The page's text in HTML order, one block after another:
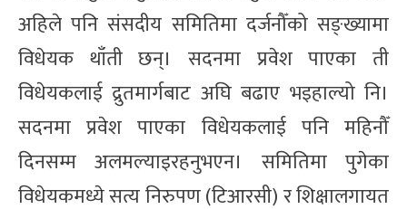
अहिले पनि संसदीय समितिमा दर्जनौँको सङ्ख्यामा
विधेयक थाँती छन्। सदनमा प्रवेश पाएका ती
विधेयकलाई द्रुतमार्गबाट अघि बढाए भइहाल्यो नि।
सदनमा प्रवेश पाएका विधेयकलाई पनि महिनौँ
दिनसम्म अलमल्याइरहनुभएन। समितिमा पुगेका
विधेयकमध्ये सत्य निरुपण (टिआरसी) र शिक्षालगायत